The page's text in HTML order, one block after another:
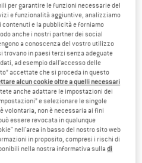
II Vivid S2 (VLT
per garantire le funzioni necessarie del
e funzionalità aggiuntive, analizziamo
e la pubblicità e forniamo
anche i nostri partner dei social
a conoscenza del vostro utilizzo
trovano in paesi terzi senza adeguate
ad esempio dall'accesso delle
accettate che si proceda in questo
alcun cookie oltre a quelli necessari
anche adattare le impostazioni dei
e selezionare le singole
volontaria, non è necessaria ai fini
essere revocata in qualunque
nell'area in basso del nostro sito web
in proposito, compresi i rischi di
nella nostra informativa sulladi